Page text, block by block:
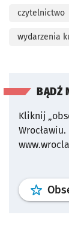
czytelnictwo
wydarzenia
BĄDŹ
Kliknij
Wrocławiu.